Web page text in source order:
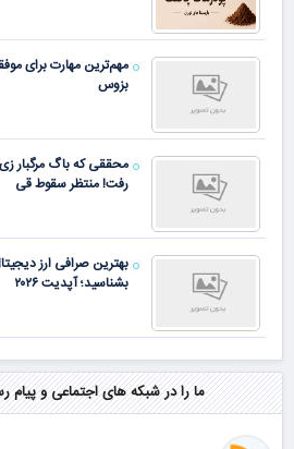
مهم‌ترین مهارت برای
بزوس
محققی که باگ مرگبار
رفت! منتظر سقوط قی
بهترین صرافی ارز
بشناسید؛ آپدیت ۲۰۲۶
ما را در شبکه های اجتماعی و پیام